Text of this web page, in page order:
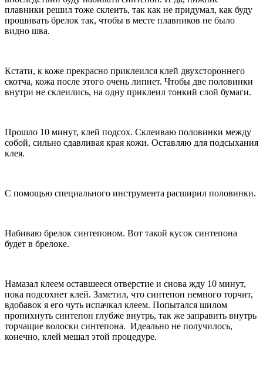
плавники решил тоже склеить, так как не придумал, как буду
прошивать брелок так, чтобы в месте плавников не было
видно шва.
Кстати, к коже прекрасно приклеился клей двухстороннего
скотча, кожа после этого очень липнет. Чтобы две половинки
внутри не склеились, на одну приклеил тонкий слой бумаги.
Прошло 10 минут, клей подсох. Склеиваю половинки между
собой, сильно сдавливая края кожи. Оставляю для подсыхания
клея.
С помощью специального инструмента расширил половинки.
Набиваю брелок синтепоном. Вот такой кусок синтепона
будет в брелоке.
Намазал клеем оставшееся отверстие и снова жду 10 минут,
пока подсохнет клей. Заметил, что синтепон немного торчит,
вдобавок я его чуть испачкал клеем. Попытался шилом
пропихнуть синтепон глубже внутрь, так же заправить внутрь
торчащие волоски синтепона. Идеально не получилось,
конечно, клей мешал этой процедуре.